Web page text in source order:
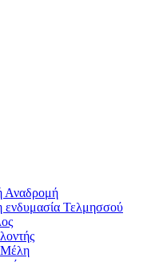
Αναδρομή
ενδυμασία Τελμησσού
Μέλη